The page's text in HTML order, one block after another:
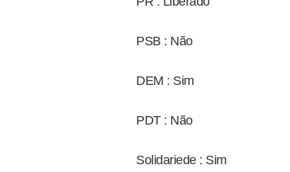
PSB : Não
DEM : Sim
PDT : Não
Solidariede : Sim